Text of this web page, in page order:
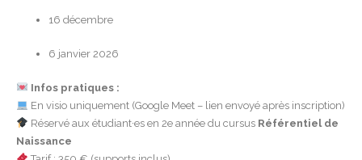
16 décembre
6 janvier 2026
Infos pratiques :
En visio uniquement (Google Meet – lien envoyé après inscription)
Réservé aux étudiant·es en 2e année du cursus Référentiel de
Naissance